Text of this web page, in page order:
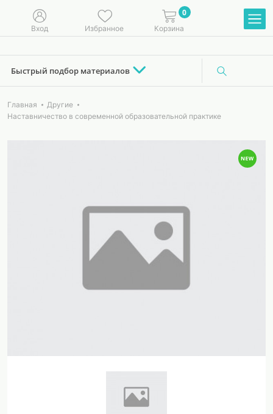
Вход Избранное
0
Корзина
Быстрый подбор материалов
Главная
Другие
Наставничество в современной образовательной практике